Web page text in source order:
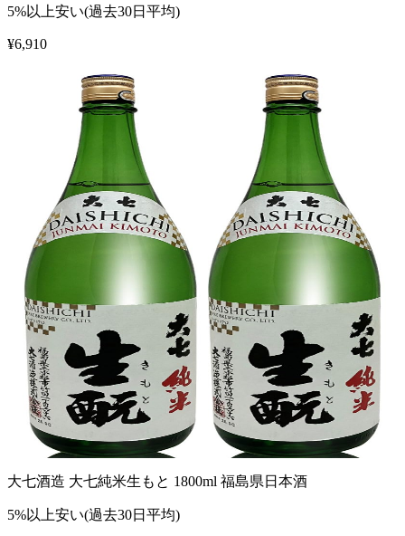
5%以上安い(過去30日平均)
¥6,910
大七酒造 大七純米生もと 1800ml 福島県日本酒
5%以上安い(過去30日平均)